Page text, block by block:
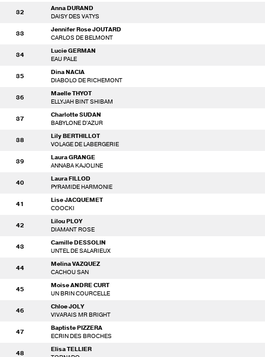
32
Anna DURAND
DAISY DES VATYS
33
Jennifer Rose JOUTARD
CARLOS DE BELMONT
34
Lucie GERMAN
EAU PALE
35
Dina NACIA
DIABOLO DE RICHEMONT
36
Maelle THYOT
ELLYJAH BINT SHIBAM
37
Charlotte SUDAN
BABYLONE D'AZUR
38
Lily BERTHILLOT
VOLAGE DE LABERGERIE
39
Laura GRANGE
ANNABA KAJOLINE
40
Laura FILLOD
PYRAMIDE HARMONIE
41
Lise JACQUEMET
COOCKI
42
Lilou PLOY
DIAMANT ROSE
43
Camille DESSOLIN
UNTEL DE SALARIEUX
44
Melina VAZQUEZ
CACHOU SAN
45
Moise ANDRE CURT
UN BRIN COURCELLE
46
Chloe JOLY
VIVARAIS MR BRIGHT
47
Baptiste PIZZERA
ECRIN DES BROCHES
48
Elisa TELLIER